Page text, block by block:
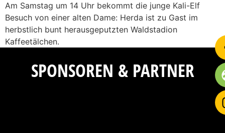
Am Samstag um 14 Uhr bekommt die junge Kali-Elf
Besuch von einer alten Dame: Herda ist zu Gast im
herbstlich bunt herausgeputzten Waldstadion
Kaffeetälchen.
SPONSOREN & PARTNER